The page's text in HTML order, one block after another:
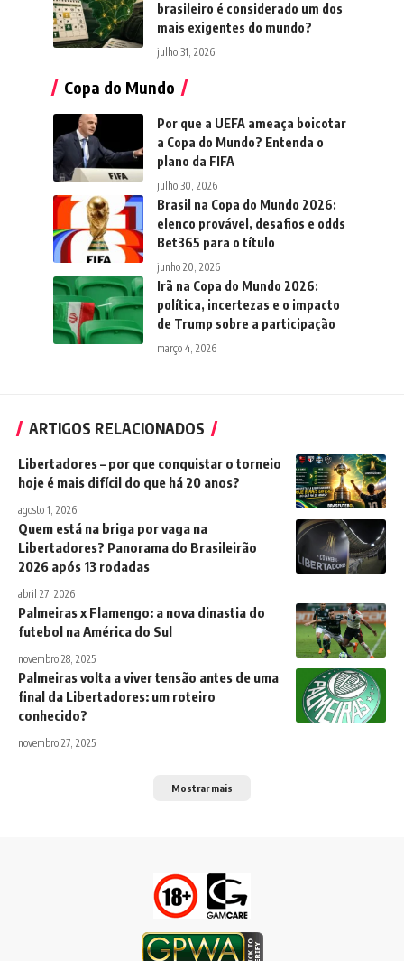
brasileiro é considerado um dos
mais exigentes do mundo?
julho 31, 2026
Copa do Mundo
Por que a UEFA ameaça boicotar
a Copa do Mundo? Entenda o
plano da FIFA
julho 30, 2026
Brasil na Copa do Mundo 2026:
elenco provável, desafios e odds
Bet365 para o título
junho 20, 2026
Irã na Copa do Mundo 2026:
política, incertezas e o impacto
de Trump sobre a participação
março 4, 2026
ARTIGOS RELACIONADOS
Libertadores – por que conquistar o torneio
hoje é mais difícil do que há 20 anos?
agosto 1, 2026
Quem está na briga por vaga na
Libertadores? Panorama do Brasileirão
2026 após 13 rodadas
abril 27, 2026
Palmeiras x Flamengo: a nova dinastia do
futebol na América do Sul
novembro 28, 2025
Palmeiras volta a viver tensão antes de uma
final da Libertadores: um roteiro
conhecido?
novembro 27, 2025
Mostrar mais